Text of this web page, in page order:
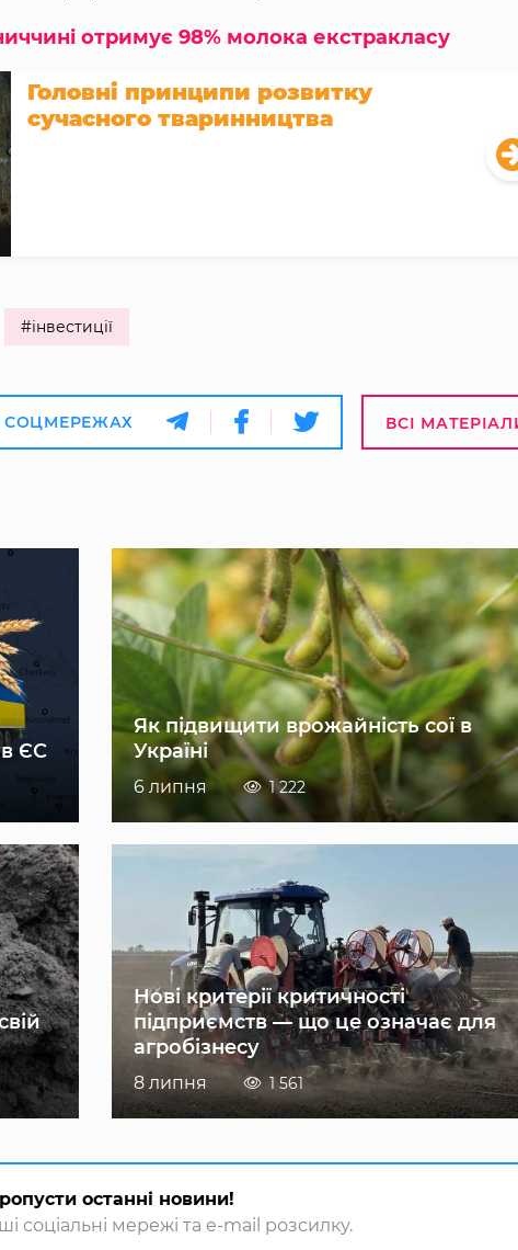
отримує 98% молока екстракласу
Головні принципи розвитку
сучасного тваринництва
#інвестиції
СОЦМЕРЕЖАХ ВСІ
ЄС
Як підвищити врожайність сої в
Україні
6 липня 1 222
Нові критерії критичності
підприємств — що це означає для
агробізнесу
8 липня 1 561
останні новини!
соціальні мережі та e-mail розсилку.